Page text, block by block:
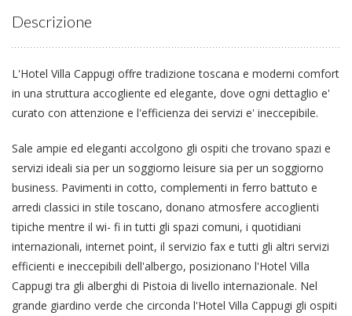
Descrizione
L'Hotel Villa Cappugi offre tradizione toscana e moderni comfort
in una struttura accogliente ed elegante, dove ogni dettaglio e'
curato con attenzione e l'efficienza dei servizi e' ineccepibile.
Sale ampie ed eleganti accolgono gli ospiti che trovano spazi e
servizi ideali sia per un soggiorno leisure sia per un soggiorno
business. Pavimenti in cotto, complementi in ferro battuto e
arredi classici in stile toscano, donano atmosfere accoglienti
tipiche mentre il wi- fi in tutti gli spazi comuni, i quotidiani
internazionali, internet point, il servizio fax e tutti gli altri servizi
efficienti e ineccepibili dell'albergo, posizionano l'Hotel Villa
Cappugi tra gli alberghi di Pistoia di livello internazionale. Nel
grande giardino verde che circonda l'Hotel Villa Cappugi gli ospiti